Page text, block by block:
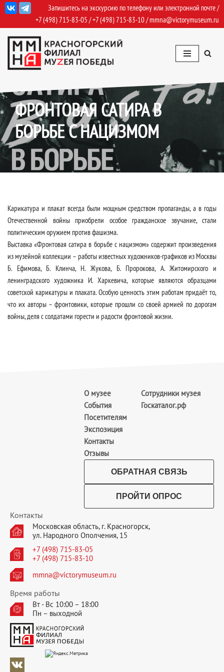
Перейти
к
содержимому
Запишитесь на экскурсию по телефону или электронной почте /
+7 (498) 715-83-05 /+7 (498) 715-83-10/mmna@victorymuseum.ru
ФРОНТОВАЯ САТИРА В
БОРЬБЕ С НАЦИЗМОМ
Карикатура и плакат всегда были мощным средством пропаганды, а в годы
Отечественной войны приобрели особое гражданское звучание, стали
политическим оружием против фашизма.
Выставка «Фронтовая сатира в борьбе с нацизмом» содержит произведения
из музейной коллекции – работы известных художников-графиков из Москвы
Б. Ефимова, Б. Клинча, Н. Жукова, Б. Пророкова, А. Житомирского и
ленинградского художника И. Харкевича, которые являются образцами
советской карикатуры и плаката. Особую ценность этим работам придаёт то,
что их авторы – фронтовики, которые прошли со своей армией по дорогам
войны, деля с солдатами горести и радости фронтовой жизни.
О музее
События
Посетителям
Экспозиция
Контакты
Отзывы
Сотрудники музея
Госкаталог.рф
ОБРАТНАЯ СВЯЗЬ
ПРОЙТИ ОПРОС
Контакты
Московская область, г. Красногорск,
ул. Народного Ополчения, 15
+7 (498) 715-83-05
+7 (498) 715-83-10
mmna@victorymuseum.ru
Время работы
Вт - Вс 10:00 – 18:00
Пн – выходной